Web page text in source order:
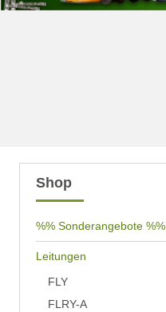
Shop
%% Sonderangebote %%
Leitungen
FLY
FLRY-A